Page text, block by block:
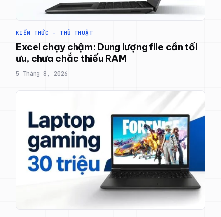
KIẾN THỨC – THỦ THUẬT
Excel chạy chậm: Dung lượng file cần tối
ưu, chưa chắc thiếu RAM
5 Tháng 8, 2026